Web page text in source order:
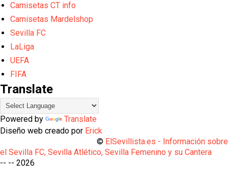
Camisetas CT info
Camisetas Mardelshop
Sevilla FC
LaLiga
UEFA
FIFA
Translate
Powered by
Translate
Diseño web creado por Erick
© ElSevillista.es - Información sobre
el Sevilla FC, Sevilla Atlético, Sevilla Femenino y su Cantera
-- -- 2026